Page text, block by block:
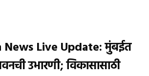
Live Update: मुंबईत
उभारणी; विकासासाठी